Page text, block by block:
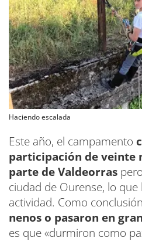
Haciendo escalada
Este año, el campamento
participación de veinte
parte de Valdeorras
ciudad de Ourense, lo
actividad. Como
nenos o pasaron en
es que «durmiron como